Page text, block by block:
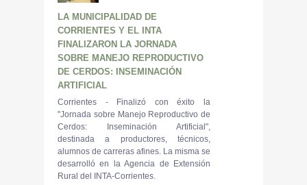
LA MUNICIPALIDAD DE
CORRIENTES Y EL INTA
FINALIZARON LA JORNADA
SOBRE MANEJO REPRODUCTIVO
DE CERDOS: INSEMINACIÓN
ARTIFICIAL
Corrientes - Finalizó con éxito la
"Jornada sobre Manejo Reproductivo de
Cerdos: Inseminación Artificial",
destinada a productores, técnicos,
alumnos de carreras afines. La misma se
desarrolló en la Agencia de Extensión
Rural del INTA-Corrientes.